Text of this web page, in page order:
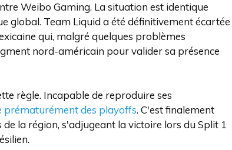
Weibo Gaming. La situation est identique
global. Team Liquid a été définitivement écartée
qui, malgré quelques problèmes
nord-américain pour valider sa présence
règle. Incapable de reproduire ses
prématurément des playoffs. C'est finalement
la région, s'adjugeant la victoire lors du Split 1